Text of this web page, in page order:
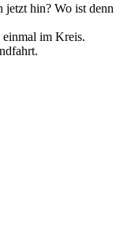
hin? Wo ist denn
einmal im Kreis.